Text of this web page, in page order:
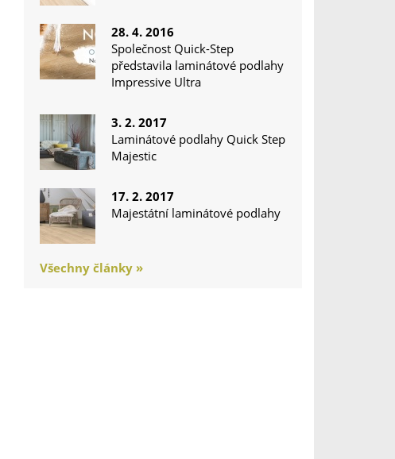
28. 4. 2016
Společnost Quick-Step
představila laminátové podlahy
Impressive Ultra
3. 2. 2017
Laminátové podlahy Quick Step
Majestic
17. 2. 2017
Majestátní laminátové podlahy
Všechny články »